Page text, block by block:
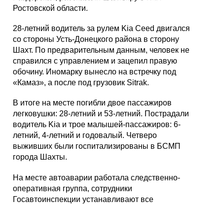
Ростовской области.
28-летний водитель за рулем Kia Ceed двигался
со стороны Усть-Донецкого района в сторону
Шахт. По предварительным данным, человек не
справился с управлением и зацепил правую
обочину. Иномарку вынесло на встречку под
«Камаз», а после под грузовик Sitrak.
В итоге на месте погибли двое пассажиров
легковушки: 28-летний и 53-летний. Пострадали
водитель Kia и трое малышей-пассажиров: 6-
летний, 4-летний и годовалый. Четверо
выживших были госпитализированы в БСМП
города Шахты.
На месте автоаварии работала следственно-
оперативная группа, сотрудники
Госавтоинспекции устанавливают все